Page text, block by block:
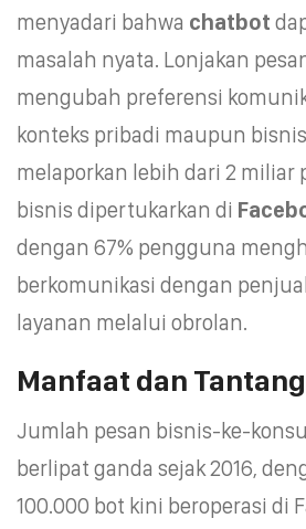
menyadari bahwa chatbot
masalah nyata. Lonjakan
mengubah preferensi
konteks pribadi maupun
melaporkan lebih dari 2 miliar
bisnis dipertukarkan di
dengan 67% pengguna
berkomunikasi dengan
layanan melalui obrolan.
Manfaat dan
Jumlah pesan bisnis-ke-
berlipat ganda sejak 2016,
100.000 bot kini beroperasi di